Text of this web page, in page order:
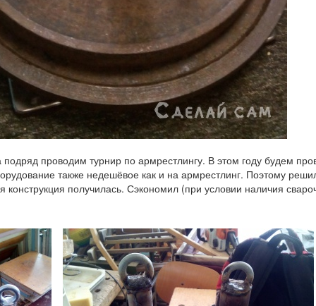
подряд проводим турнир по армрестлингу. В этом году будем
также недешёвое как и на армрестлинг. Поэтому
конструкция получилась. Сэкономил (при условии наличия